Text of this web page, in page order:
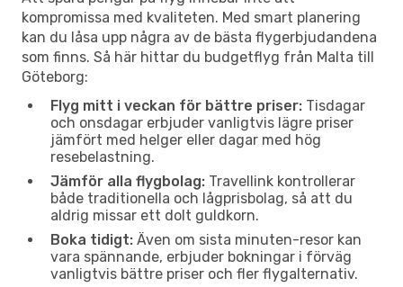
kompromissa med kvaliteten. Med smart planering
kan du låsa upp några av de bästa flygerbjudandena
som finns. Så här hittar du budgetflyg från Malta till
Göteborg:
Flyg mitt i veckan för bättre priser: Tisdagar
och onsdagar erbjuder vanligtvis lägre priser
jämfört med helger eller dagar med hög
resebelastning.
Jämför alla flygbolag: Travellink kontrollerar
både traditionella och lågprisbolag, så att du
aldrig missar ett dolt guldkorn.
Boka tidigt: Även om sista minuten-resor kan
vara spännande, erbjuder bokningar i förväg
vanligtvis bättre priser och fler flygalternativ.